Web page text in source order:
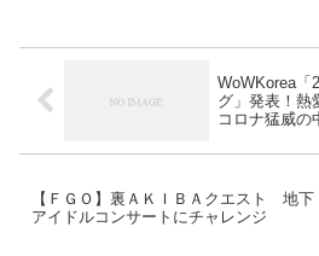
WoWKorea「
グ」発表！
コロナ猛威の
【ＦＧＯ】裏ＡＫＩＢＡクエスト 地下
アイドルコンサートにチャレンジ